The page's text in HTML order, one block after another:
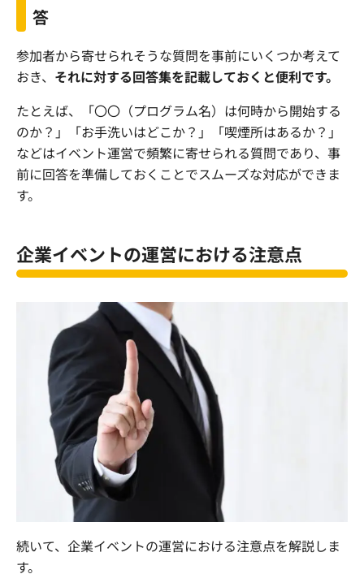
答
参加者から寄せられそうな質問を事前にいくつか考えて
おき、 それに対する回答集を記載しておくと便利です。
たとえば、「〇〇（プログラム名）は何時から開始する
のか？」「お手洗いはどこか？」「喫煙所はあるか？」
などはイベント運営で頻繁に寄せられる質問であり、事
前に回答を準備しておくことでスムーズな対応ができま
す。
企業イベントの運営における注意点
続いて、企業イベントの運営における注意点を解説しま
す。